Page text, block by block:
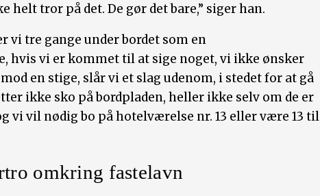
helt tror på det. De gør det bare,” siger han.
vi tre gange under bordet som en
hvis vi er kommet til at sige noget, vi ikke ønsker
en stige, slår vi et slag udenom, i stedet for at gå
ikke sko på bordpladen, heller ikke selv om de er
vi vil nødig bo på hotelværelse nr. 13 eller være 13 til
omkring fastelavn